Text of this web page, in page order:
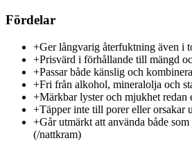
Fördelar
+Ger långvarig återfuktning även i
+Prisvärd i förhållande till mängd
+Passar både känslig och
+Fri från alkohol, mineralolja och
+Märkbar lyster och mjukhet redan
+Täpper inte till porer eller orsakar
+Går utmärkt att använda både
(/nattkram)